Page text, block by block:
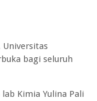
bagi seluruh
Kimia Yulina Pali